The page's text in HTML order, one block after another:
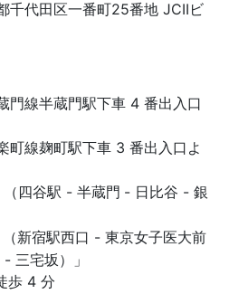
千代田区一番町25番地 JCIIビ
門線半蔵門駅下車 4 番出入口
町線麹町駅下車 3 番出入口よ
四谷駅 - 半蔵門 - 日比谷 - 銀
新宿駅西口 - 東京女子医大前
- 三宅坂）」
歩 4 分